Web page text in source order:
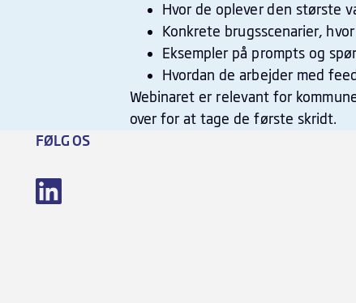
Hvor de oplever den største
Konkrete brugsscenarier,
Eksempler på prompts og
Hvordan de arbejder med
Webinaret er relevant for
over for at tage de første skridt.
FØLG OS